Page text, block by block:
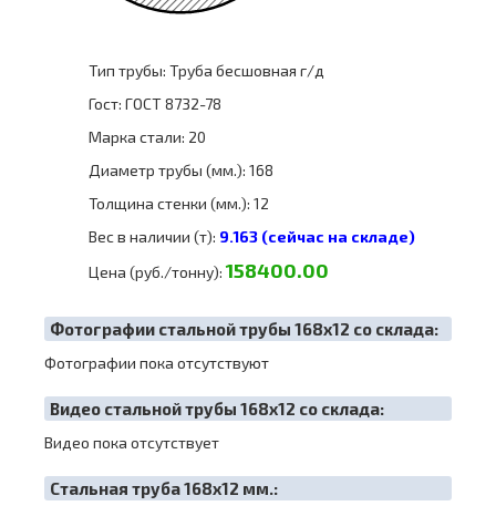
Тип трубы: Труба бесшовная г/д
Гост: ГОСТ 8732-78
Марка стали: 20
Диаметр трубы (мм.): 168
Толщина стенки (мм.): 12
Вес в наличии (т): 9.163 (сейчас на складе)
Цена (руб./тонну): 158400.00
Фотографии стальной трубы 168х12 со склада:
Фотографии пока отсутствуют
Видео стальной трубы 168х12 со склада:
Видео пока отсутствует
Cтальная труба 168х12 мм.: